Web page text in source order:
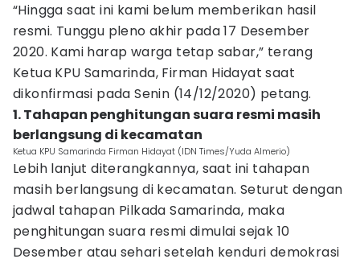
“Hingga saat ini kami belum memberikan hasil
resmi. Tunggu pleno akhir pada 17 Desember
2020. Kami harap warga tetap sabar,” terang
Ketua KPU Samarinda, Firman Hidayat saat
dikonfirmasi pada Senin (14/12/2020) petang.
1. Tahapan penghitungan suara resmi masih
berlangsung di kecamatan
Ketua KPU Samarinda Firman Hidayat (IDN Times/Yuda Almerio)
Lebih lanjut diterangkannya, saat ini tahapan
masih berlangsung di kecamatan. Seturut dengan
jadwal tahapan Pilkada Samarinda, maka
penghitungan suara resmi dimulai sejak 10
Desember atau sehari setelah kenduri demokrasi